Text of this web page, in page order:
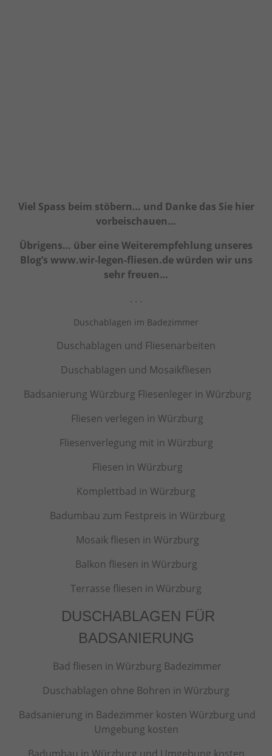
Viel Spass beim stöbern… und Danke das Sie hier
vorbeischauen…
Übrigens… über eine Weiterempfehlung unseres
Blog’s www.wir-legen-fliesen.de würden wir uns
sehr freuen…
. . .
Duschablagen im Badezimmer
Duschablagen und Fliesenarbeiten
Duschablagen und Mosaikfliesen
Badsanierung Würzburg Fliesenleger in Würzburg
Fliesen verlegen in Würzburg
Fliesenverlegung mit in Würzburg
Fliesen in Würzburg
Komplettbad in Würzburg
Badumbau zum Festpreis in Würzburg
Mosaik fliesen in Würzburg
Balkon fliesen in Würzburg
Terrasse fliesen in Würzburg
DUSCHABLAGEN FÜR
BADSANIERUNG
Bad fliesen in Würzburg Badezimmer
Duschablagen ohne Bohren in Würzburg
Badsanierung in Badezimmer kosten Würzburg und
Umgebung kosten